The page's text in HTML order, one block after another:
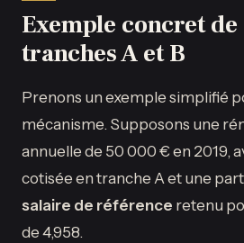
Exemple concret
tranches A et B
Prenons un exemple simplifié
mécanisme. Supposons une
annuelle de 50 000 € en 2019,
cotisée en tranche A et une
salaire de référence retenu
de 4,958.